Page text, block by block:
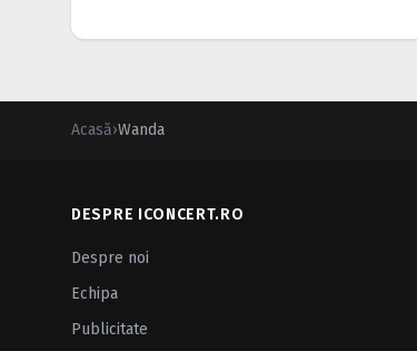
Acasă›Wanda
DESPRE ICONCERT.RO
Despre noi
Echipa
Publicitate